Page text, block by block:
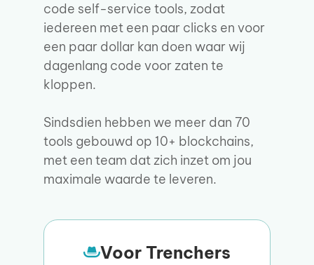
code self-service tools, zodat
iedereen met een paar clicks en voor
een paar dollar kan doen waar wij
dagenlang code voor zaten te
kloppen.
Sindsdien hebben we meer dan 70
tools gebouwd op 10+ blockchains,
met een team dat zich inzet om jou
maximale waarde te leveren.
Voor Trenchers